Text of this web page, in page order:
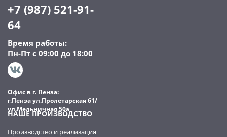
+7 (987) 521-91-
64
Время работы:
Пн-Пт с 09:00 до 18:00
Офис в г. Пенза:
г.Пенза ул.Пролетарская 61/
ул.Мельничная 50а
НАШЕ ПРОИЗВОДСТВО
Производство и реализация